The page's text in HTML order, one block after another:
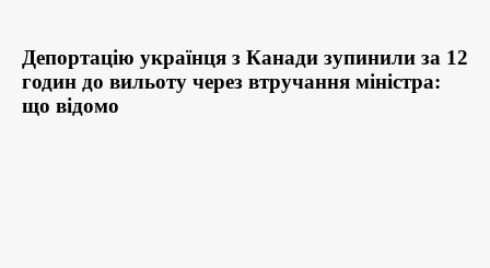
Депортацію українця з Канади зупинили за 12
годин до вильоту через втручання міністра:
що відомо